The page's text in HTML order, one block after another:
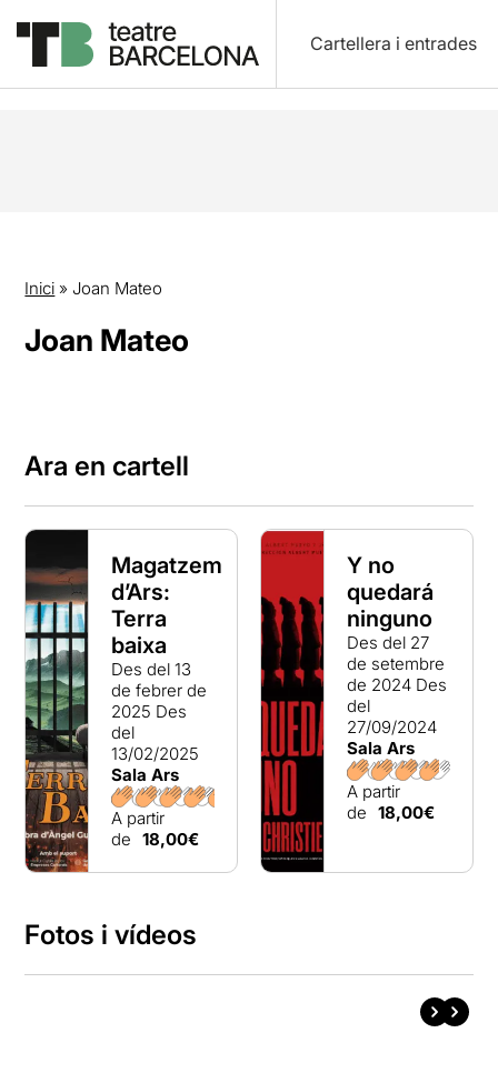
Cartellera i entrades
Inici » Joan Mateo
Joan Mateo
Ara en cartell
Magatzem
d’Ars:
Terra
baixa
Des del 13
de febrer de
2025 Des
del
13/02/2025
Sala Ars
A partir
de 18,00€
Y no
quedará
ninguno
Des del 27
de setembre
de 2024 Des
del
27/09/2024
Sala Ars
A partir
de 18,00€
Fotos i vídeos